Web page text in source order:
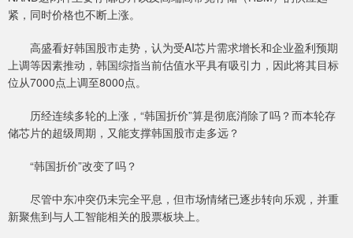
紧，同时价格也不断上涨。
高盛看好韩国股市走势，认为受AI芯片需求增长和企业盈利预期
上调等因素推动，韩国综指当前估值水平具有吸引力，因此将其目标
位从7000点上调至8000点。
历经连续多轮的上涨，“韩国折价”算是彻底消除了吗？而本轮存
储芯片的超级周期，又能支撑韩国股市走多远？
“韩国折价”改变了吗？
尽管中东冲突仍未完全平息，但市场情绪已逐步转向乐观，并重
新聚焦到与人工智能相关的股票板块上。